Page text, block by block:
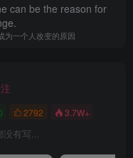
can be the reason for
为一个人改变的原因
2792 3.7W+
没有写...